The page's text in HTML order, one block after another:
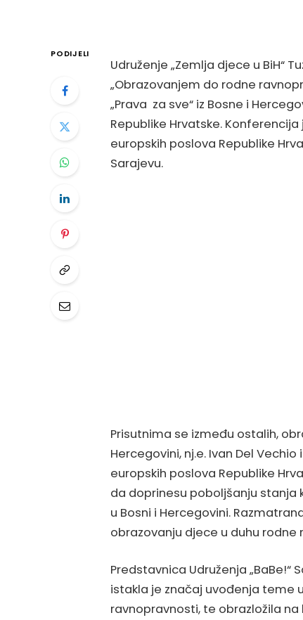
PODIJELI
Udruženje „Zemlja djece u BiH“
„Obrazovanjem do rodne
„Prava za sve“ iz Bosne i
Republike Hrvatske.
europskih poslova Republike
Sarajevu.
Prisutnima se između ostalih,
Hercegovini, nj.e. Ivan Del
europskih poslova Republike
da doprinesu poboljšanju
u Bosni i Hercegovini.
obrazovanju djece u duhu rodne
Predstavnica Udruženja „BaBe!“
istakla je značaj uvođenja teme
ravnopravnosti, te obrazložila